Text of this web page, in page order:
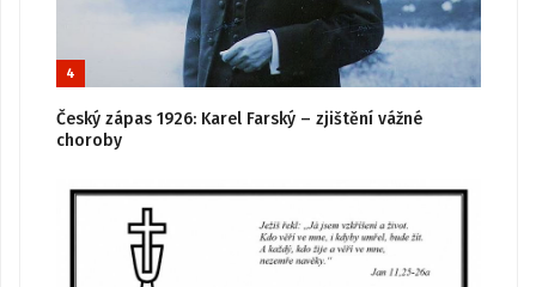
4
Český zápas 1926: Karel Farský – zjištění vážné
choroby